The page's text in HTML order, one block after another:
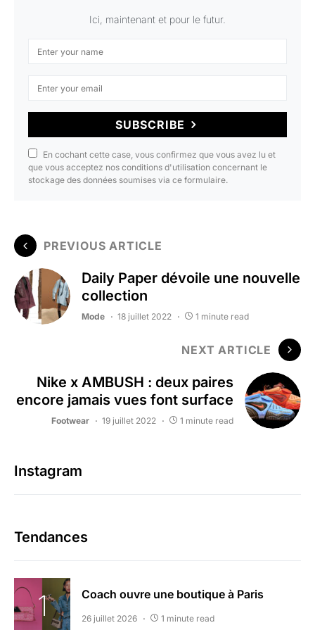
Ici, maintenant et pour le futur.
SUBSCRIBE
En cochant cette case, vous confirmez que vous avez lu et
que vous acceptez nos conditions d'utilisation concernant le
stockage des données soumises via ce formulaire.
PREVIOUS ARTICLE
Daily Paper dévoile une nouvelle
collection
Mode 18 juillet 2022 1 minute read
NEXT ARTICLE
Nike x AMBUSH : deux paires
encore jamais vues font surface
Footwear 19 juillet 2022 1 minute read
Instagram
Tendances
Coach ouvre une boutique à Paris
26 juillet 2026 1 minute read